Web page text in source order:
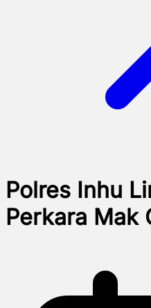
Polres Inhu
Perkara Mak